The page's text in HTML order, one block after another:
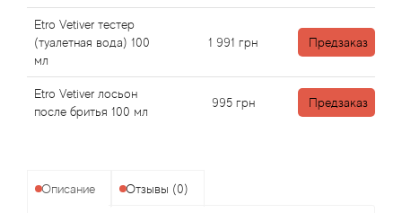
Etro Vetiver тестер
(туалетная вода) 100
мл
1 991 грн Предзаказ
Etro Vetiver лосьон
после бритья 100 мл
995 грн Предзаказ
Описание Отзывы (0)
Amouroud
Andre L'Arom
Angel Schlesser
Anna Sui